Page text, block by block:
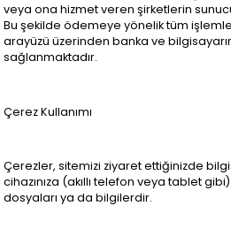
veya ona hizmet veren şirketlerin
Bu şekilde ödemeye yönelik tüm
arayüzü üzerinden banka ve
sağlanmaktadır.
Çerez Kullanımı
Çerezler, sitemizi ziyaret ettiğinizde
cihazınıza (akıllı telefon veya tablet
dosyaları ya da bilgilerdir.